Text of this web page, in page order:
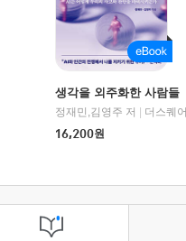
생각을 외주화한 사람들
정재민,김영주 저
더스퀘어
16,200원